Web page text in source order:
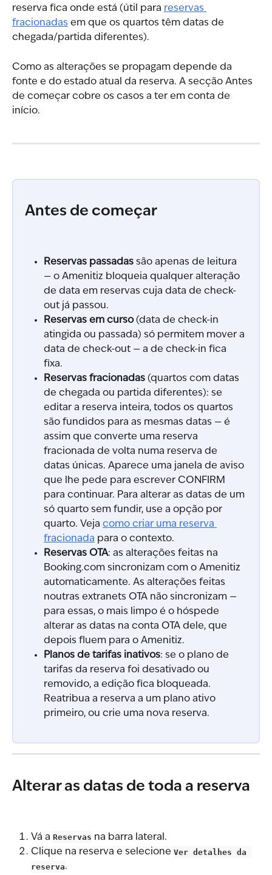
reserva fica onde está (útil para reservas
fracionadas em que os quartos têm datas de
chegada/partida diferentes).
Como as alterações se propagam depende da
fonte e do estado atual da reserva. A secção Antes
de começar cobre os casos a ter em conta de
início.
Antes de começar
Reservas passadas são apenas de leitura
— o Amenitiz bloqueia qualquer alteração
de data em reservas cuja data de check-
out já passou.
Reservas em curso (data de check-in
atingida ou passada) só permitem mover a
data de check-out — a de check-in fica
fixa.
Reservas fracionadas (quartos com datas
de chegada ou partida diferentes): se
editar a reserva inteira, todos os quartos
são fundidos para as mesmas datas — é
assim que converte uma reserva
fracionada de volta numa reserva de
datas únicas. Aparece uma janela de aviso
que lhe pede para escrever CONFIRM
para continuar. Para alterar as datas de um
só quarto sem fundir, use a opção por
quarto. Veja como criar uma reserva
fracionada para o contexto.
Reservas OTA: as alterações feitas na
Booking.com sincronizam com o Amenitiz
automaticamente. As alterações feitas
noutras extranets OTA não sincronizam —
para essas, o mais limpo é o hóspede
alterar as datas na conta OTA dele, que
depois fluem para o Amenitiz.
Planos de tarifas inativos: se o plano de
tarifas da reserva foi desativado ou
removido, a edição fica bloqueada.
Reatribua a reserva a um plano ativo
primeiro, ou crie uma nova reserva.
Alterar as datas de toda a reserva
Vá a Reservas na barra lateral.
Clique na reserva e selecione Ver detalhes da
reserva.